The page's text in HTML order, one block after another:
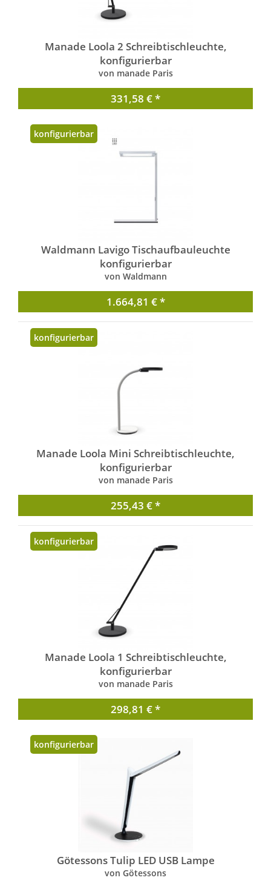
Manade Loola 2 Schreibtischleuchte,
konfigurierbar
von manade Paris
331,58 € *
Waldmann Lavigo Tischaufbauleuchte
konfigurierbar
von Waldmann
konfigurierbar
1.664,81 € *
Manade Loola Mini Schreibtischleuchte,
konfigurierbar
von manade Paris
konfigurierbar
255,43 € *
Manade Loola 1 Schreibtischleuchte,
konfigurierbar
von manade Paris
konfigurierbar
298,81 € *
Götessons Tulip LED USB Lampe
von Götessons
konfigurierbar